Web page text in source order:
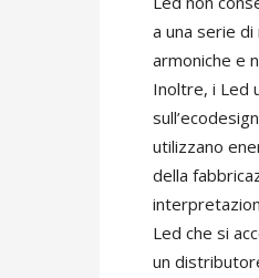
a una serie
armoniche e
Inoltre, i Led
utilizzano
della
Led che si
un